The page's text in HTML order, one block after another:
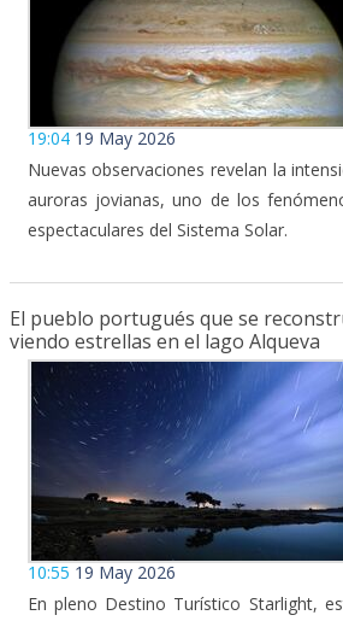
19:04 19 May 2026
Nuevas observaciones revelan la
auroras jovianas, uno de los
espectaculares del Sistema Solar.
El pueblo portugués que se
viendo estrellas en el lago Alqueva
10:55 19 May 2026
En pleno Destino Turístico Starlight,